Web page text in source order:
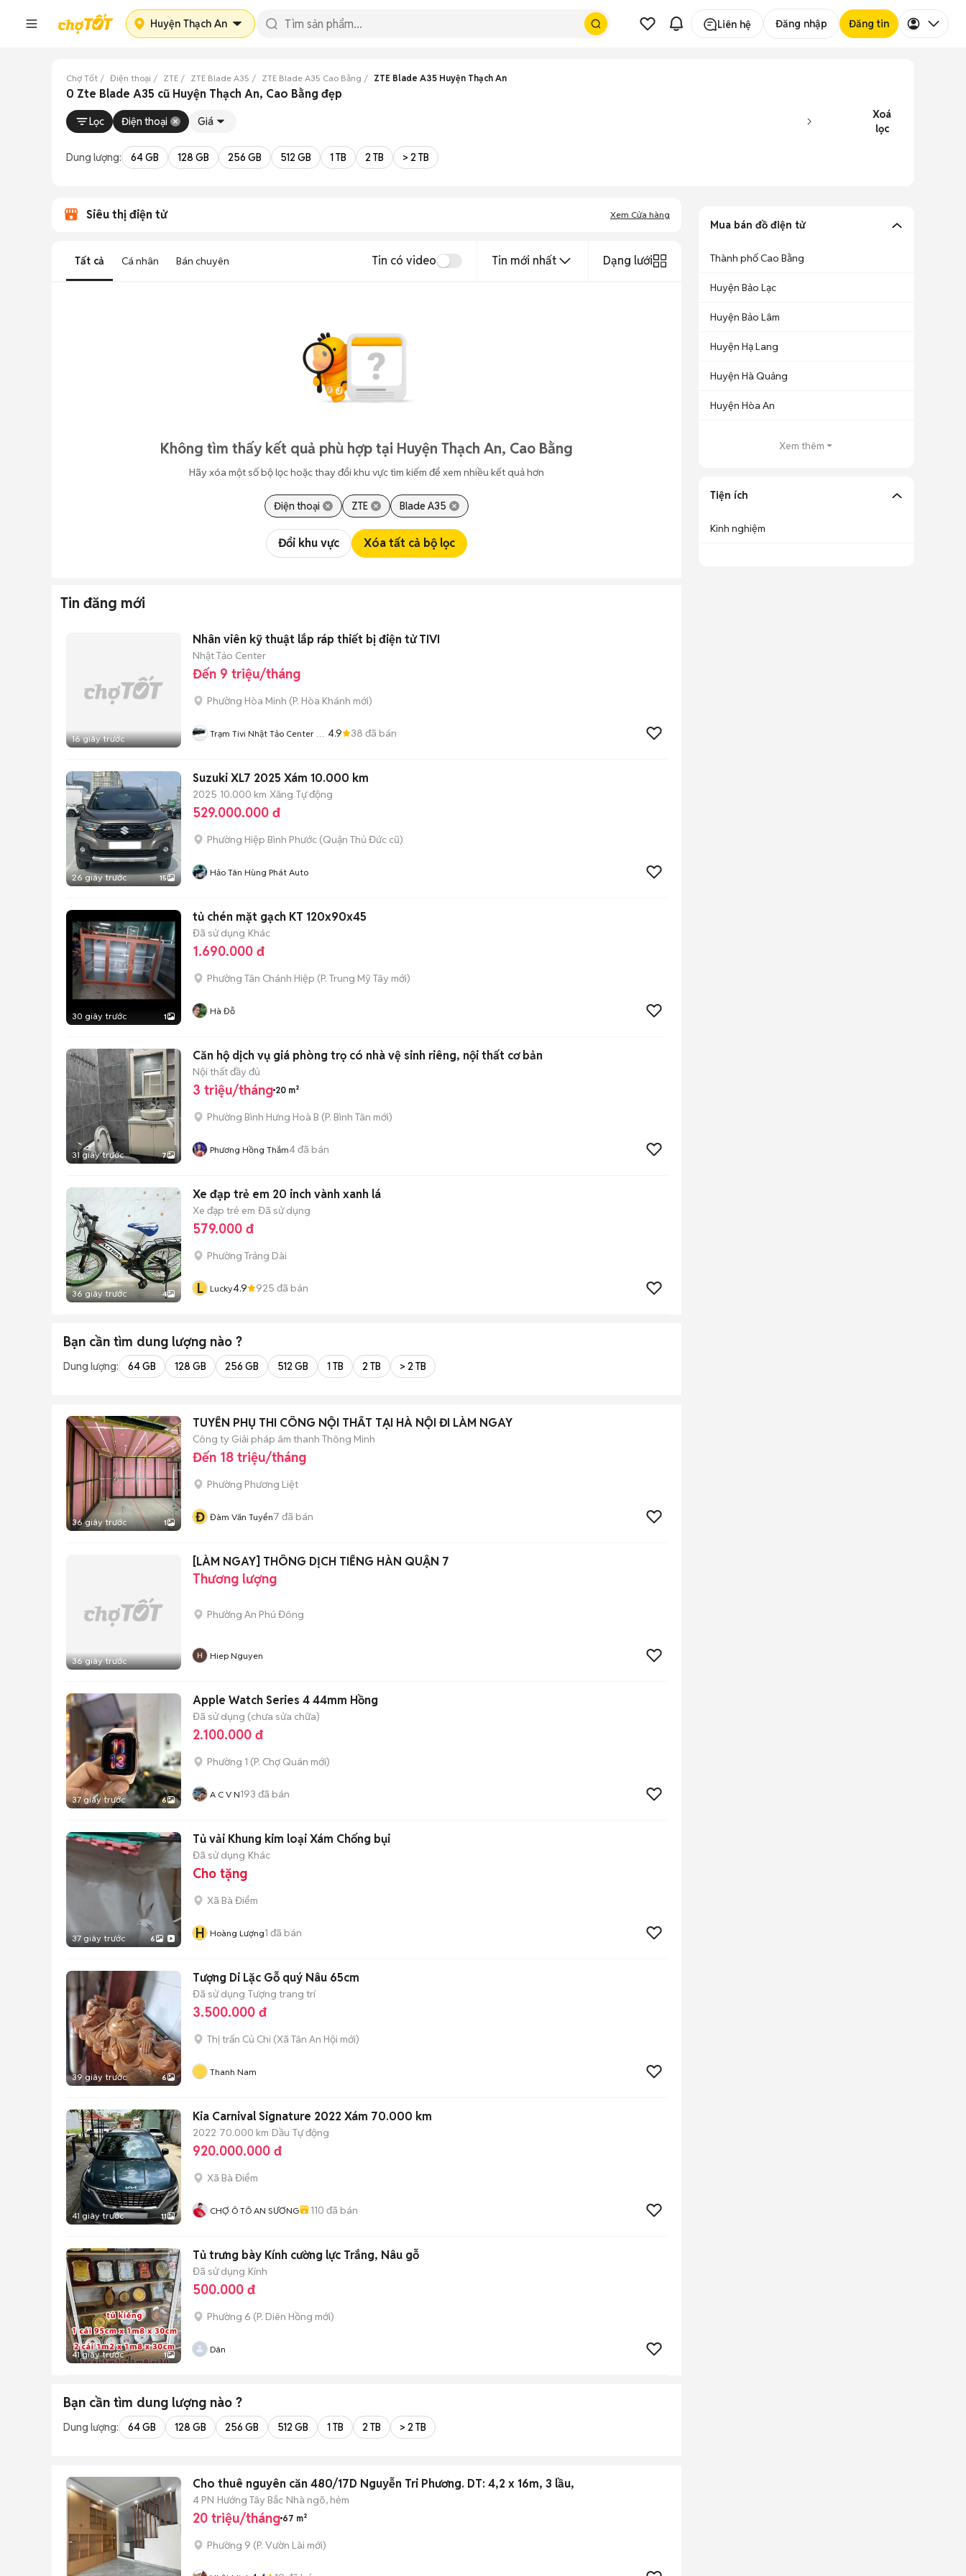
Huyện Thạch An Liên hệ Đăng nhập Đăng tin
Chợ Tốt Điện thoại ZTE ZTE Blade A35 ZTE Blade A35 Cao Bằng ZTE Blade A35 Huyện Thạch An
0 Zte Blade A35 cũ Huyện Thạch An, Cao Bằng đẹp
Lọc Điện thoại Giá
Xoá
lọc
Dung lượng: 64 GB 128 GB 256 GB 512 GB 1 TB 2 TB > 2 TB
Siêu thị điện tử Xem Cửa hàng
Tất cả Cá nhân Bán chuyên Tin có video Tin mới nhất Dạng lưới
Không tìm thấy kết quả phù hợp tại Huyện Thạch An, Cao Bằng
Hãy xóa một số bộ lọc hoặc thay đổi khu vực tìm kiếm để xem nhiều kết quả hơn
Điện thoại ZTE Blade A35
Đổi khu vực Xóa tất cả bộ lọc
Tin đăng mới
16 giây trước
Nhân viên kỹ thuật lắp ráp thiết bị điện tử TIVI
Nhật Tảo Center
Đến 9 triệu/tháng
Phường Hòa Minh (P. Hòa Khánh mới)
Trạm Tivi Nhật Tảo Center Đà 4.9 38 đã bán
26 giây trước 15
Suzuki XL7 2025 Xám 10.000 km
2025 10.000 km Xăng Tự động
529.000.000 đ
Phường Hiệp Bình Phước (Quận Thủ Đức cũ)
Hảo Tân Hùng Phát Auto
30 giây trước 1
tủ chén mặt gạch KT 120x90x45
Đã sử dụng Khác
1.690.000 đ
Phường Tân Chánh Hiệp (P. Trung Mỹ Tây mới)
Hà Đỗ
31 giây trước 7
Căn hộ dịch vụ giá phòng trọ có nhà vệ sinh riêng, nội thất cơ bản
Nội thất đầy đủ
3 triệu/tháng 20 m²
Phường Bình Hưng Hoà B (P. Bình Tân mới)
Phương Hồng Thắm4đã bán
36 giây trước 4
Xe đạp trẻ em 20 inch vành xanh lá
Xe đạp trẻ em Đã sử dụng
579.000 đ
Phường Trảng Dài
L Lucky4.9 925 đã bán
Bạn cần tìm dung lượng nào ?
Dung lượng: 64 GB 128 GB 256 GB 512 GB 1 TB 2 TB > 2 TB
36 giây trước 1
TUYỂN PHỤ THI CÔNG NỘI THẤT TẠI HÀ NỘI ĐI LÀM NGAY
Công ty Giải pháp âm thanh Thông Minh
Đến 18 triệu/tháng
Phường Phương Liệt
Đ Đàm Văn Tuyển7 đã bán
36 giây trước
[LÀM NGAY] THÔNG DỊCH TIẾNG HÀN QUẬN 7
Thương lượng
Phường An Phú Đông
Hiep Nguyen
37 giây trước 6
Apple Watch Series 4 44mm Hồng
Đã sử dụng (chưa sửa chữa)
2.100.000 đ
Phường 1 (P. Chợ Quán mới)
A C V N193 đã bán
37 giây trước 6
Tủ vải Khung kim loại Xám Chống bụi
Đã sử dụng Khác
Cho tặng
Xã Bà Điểm
H Hoàng Lượng1 đã bán
39 giây trước 6
Tượng Di Lặc Gỗ quý Nâu 65cm
Đã sử dụng Tượng trang trí
3.500.000 đ
Thị trấn Củ Chi (Xã Tân An Hội mới)
Thanh Nam
41 giây trước 11
Kia Carnival Signature 2022 Xám 70.000 km
2022 70.000 km Dầu Tự động
920.000.000 đ
Xã Bà Điểm
CHỢ Ô TÔ AN SƯƠNG 110 đã bán
41 giây trước 1
Tủ trưng bày Kính cường lực Trắng, Nâu gỗ
Đã sử dụng Kính
500.000 đ
Phường 6 (P. Diên Hồng mới)
Dân
Bạn cần tìm dung lượng nào ?
Dung lượng: 64 GB 128 GB 256 GB 512 GB 1 TB 2 TB > 2 TB
Cho thuê nguyên căn 480/17D Nguyễn Tri Phương. DT: 4,2 x 16m, 3 lầu,
4 PN Hướng Tây Bắc Nhà ngõ, hẻm
20 triệu/tháng 67 m²
Phường 9 (P. Vườn Lài mới)
Mua bán đồ điện tử
Thành phố Cao Bằng
Huyện Bảo Lạc
Huyện Bảo Lâm
Huyện Hạ Lang
Huyện Hà Quảng
Huyện Hòa An
Xem thêm
Tiện ích
Kinh nghiệm